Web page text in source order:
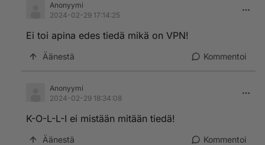
Anonyymi
2024-02-29 17:14:25
Ei toi apina edes tiedä mikä on VPN!
Äänestä Kommentoi
Anonyymi
2024-02-29 18:34:08
K-O-L-L-I ei mistään mitään tiedä!
Äänestä Kommentoi